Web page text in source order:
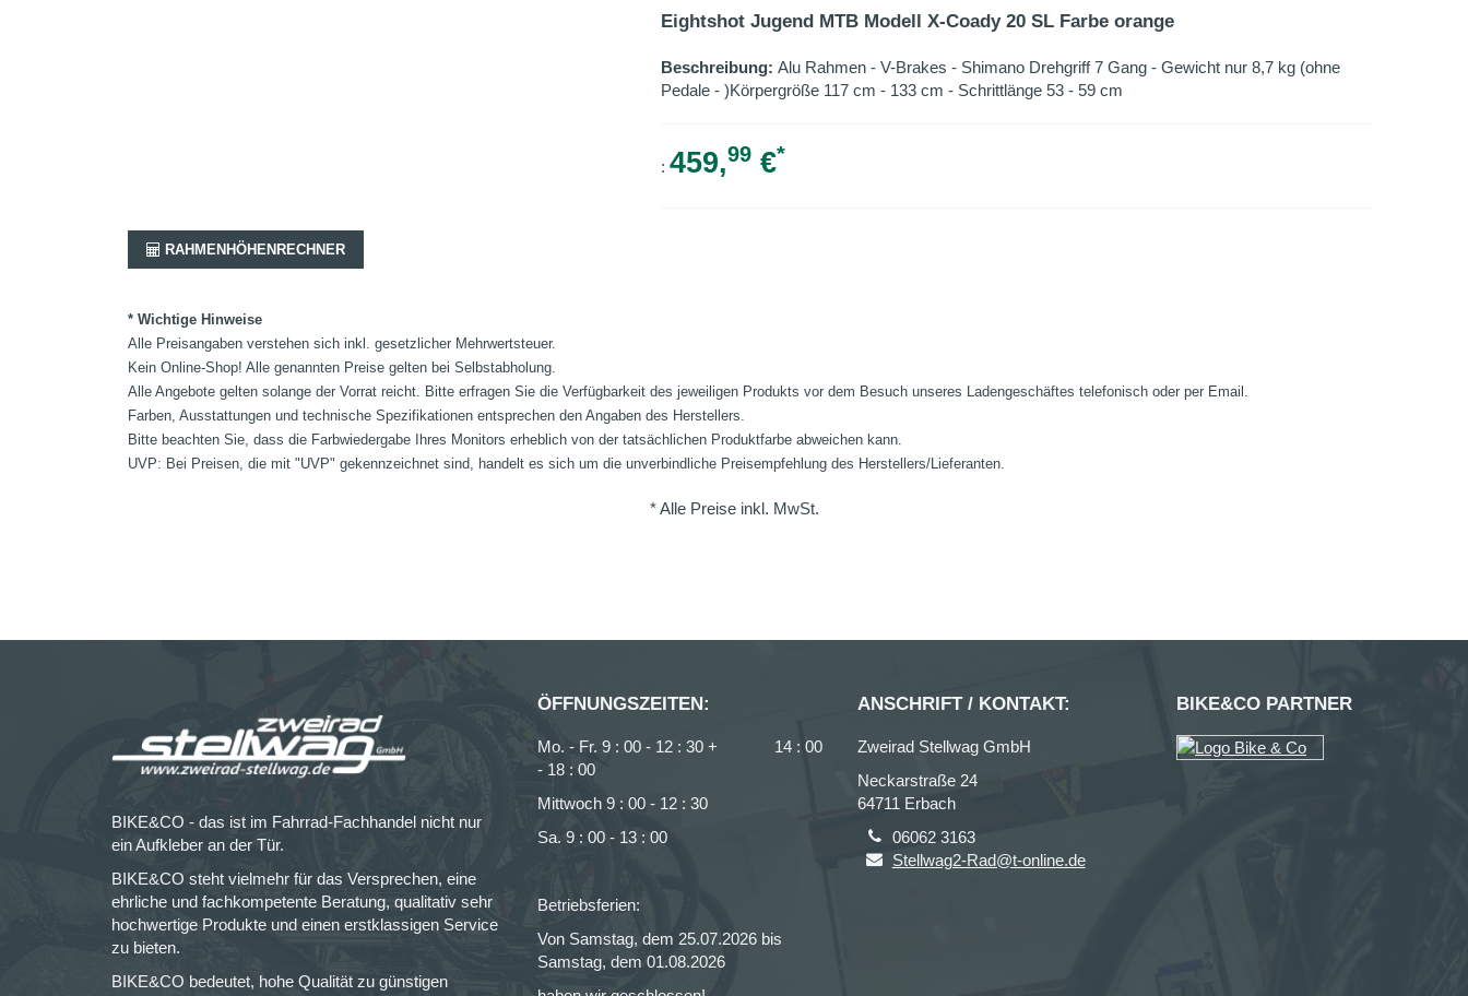
Eightshot Jugend MTB Modell X-Coady 20 SL Farbe orange
Beschreibung: Alu Rahmen - V-Brakes - Shimano Drehgriff 7 Gang - Gewicht nur 8,7 kg (ohne
Pedale - )Körpergröße 117 cm - 133 cm - Schrittlänge 53 - 59 cm
: 459,99€*
RAHMENHÖHENRECHNER
* Wichtige Hinweise
Alle Preisangaben verstehen sich inkl. gesetzlicher Mehrwertsteuer.
Kein Online-Shop! Alle genannten Preise gelten bei Selbstabholung.
Alle Angebote gelten solange der Vorrat reicht. Bitte erfragen Sie die Verfügbarkeit des jeweiligen Produkts vor dem Besuch unseres Ladengeschäftes telefonisch oder per Email.
Farben, Ausstattungen und technische Spezifikationen entsprechen den Angaben des Herstellers.
Bitte beachten Sie, dass die Farbwiedergabe Ihres Monitors erheblich von der tatsächlichen Produktfarbe abweichen kann.
UVP: Bei Preisen, die mit "UVP" gekennzeichnet sind, handelt es sich um die unverbindliche Preisempfehlung des Herstellers/Lieferanten.
* Alle Preise inkl. MwSt.
BIKE&CO - das ist im Fahrrad-Fachhandel nicht nur
ein Aufkleber an der Tür.
BIKE&CO steht vielmehr für das Versprechen, eine
ehrliche und fachkompetente Beratung, qualitativ sehr
hochwertige Produkte und einen erstklassigen Service
zu bieten.
BIKE&CO bedeutet, hohe Qualität zu günstigen
ÖFFNUNGSZEITEN:
Mo. - Fr. 9 : 00 - 12 : 30 + 14 : 00
- 18 : 00
Mittwoch 9 : 00 - 12 : 30
Sa. 9 : 00 - 13 : 00
Betriebsferien:
Von Samstag, dem 25.07.2026 bis
Samstag, dem 01.08.2026
ANSCHRIFT / KONTAKT:
Zweirad Stellwag GmbH
Neckarstraße 24
64711 Erbach
06062 3163
Stellwag2-Rad@t-online.de
BIKE&CO PARTNER